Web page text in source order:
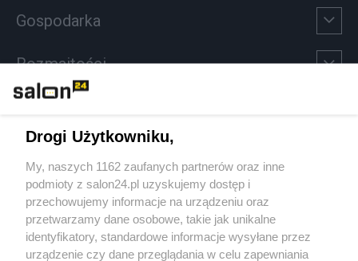
Gospodarka
Rozmaitości
Sport
Społeczeństwo
Kultura
Drogi Użytkowniku,
My, naszych 1162 zaufanych partnerów oraz inne
podmioty z salon24.pl uzyskujemy dostęp i
przechowujemy informacje na urządzeniu oraz
przetwarzamy dane osobowe, takie jak unikalne
identyfikatory, standardowe informacje wysyłane przez
urządzenie czy dane przeglądania w celu zapewniania